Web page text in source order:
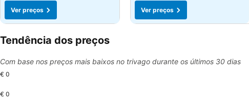
Ver preços
Ver preços
Tendência dos preços
Com base nos preços mais baixos no trivago durante os últimos 30 dias
€ 0
€ 0